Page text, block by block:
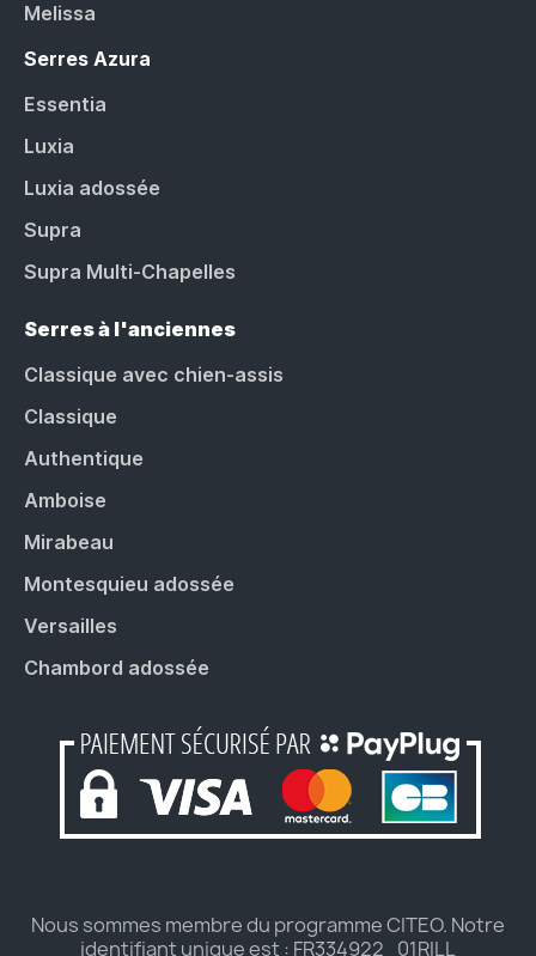
Melissa
Serres Azura
Essentia
Luxia
Luxia adossée
Supra
Supra Multi-Chapelles
Serres à l'anciennes
Classique avec chien-assis
Classique
Authentique
Amboise
Mirabeau
Montesquieu adossée
Versailles
Chambord adossée
Nous sommes membre du programme CITEO. Notre
identifiant unique est : FR334922_01RILL